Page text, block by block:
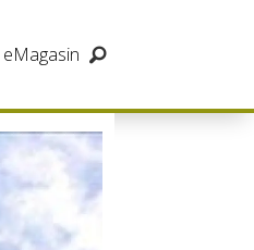
eMagasin